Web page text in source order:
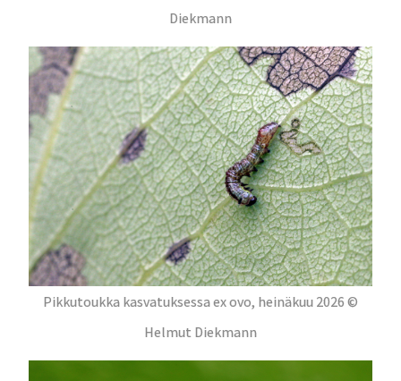
Diekmann
Pikkutoukka kasvatuksessa ex ovo, heinäkuu 2026 ©
Helmut Diekmann